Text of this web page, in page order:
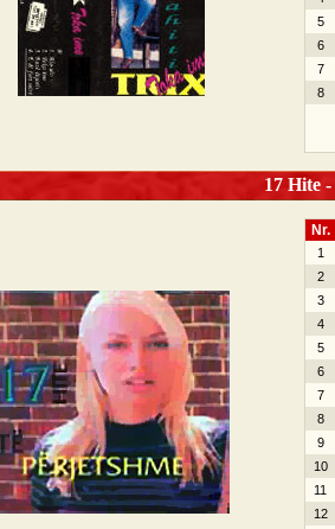
5
6
7
8
17 Hite
Nr.
1
2
3
4
5
6
7
8
9
10
11
12